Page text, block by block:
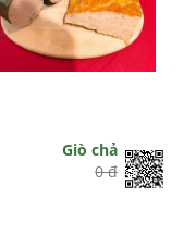
Giò chả
0 đ